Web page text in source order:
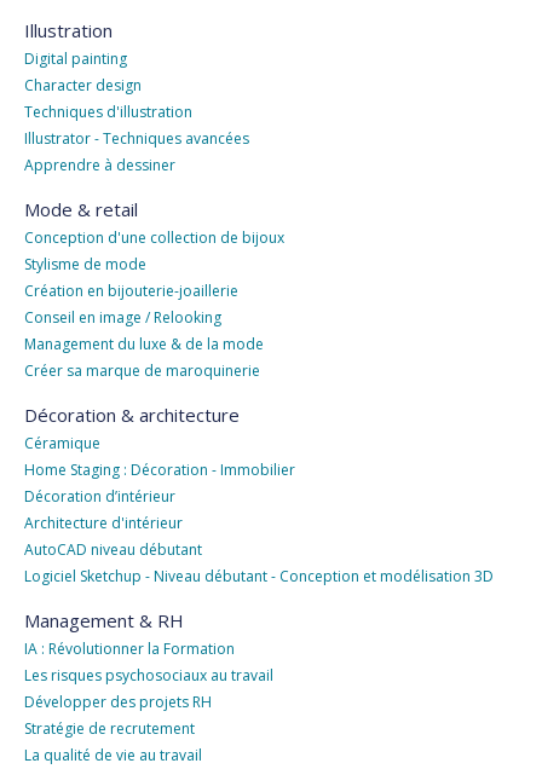
Illustration
Digital painting
Character design
Techniques d'illustration
Illustrator - Techniques avancées
Apprendre à dessiner
Mode & retail
Conception d'une collection de bijoux
Stylisme de mode
Création en bijouterie-joaillerie
Conseil en image / Relooking
Management du luxe & de la mode
Créer sa marque de maroquinerie
Décoration & architecture
Céramique
Home Staging : Décoration - Immobilier
Décoration d’intérieur
Architecture d'intérieur
AutoCAD niveau débutant
Logiciel Sketchup - Niveau débutant - Conception et modélisation 3D
Management & RH
IA : Révolutionner la Formation
Les risques psychosociaux au travail
Développer des projets RH
Stratégie de recrutement
La qualité de vie au travail